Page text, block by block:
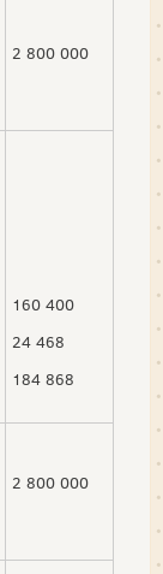
2 800 000
160 400
24 468
184 868
2 800 000